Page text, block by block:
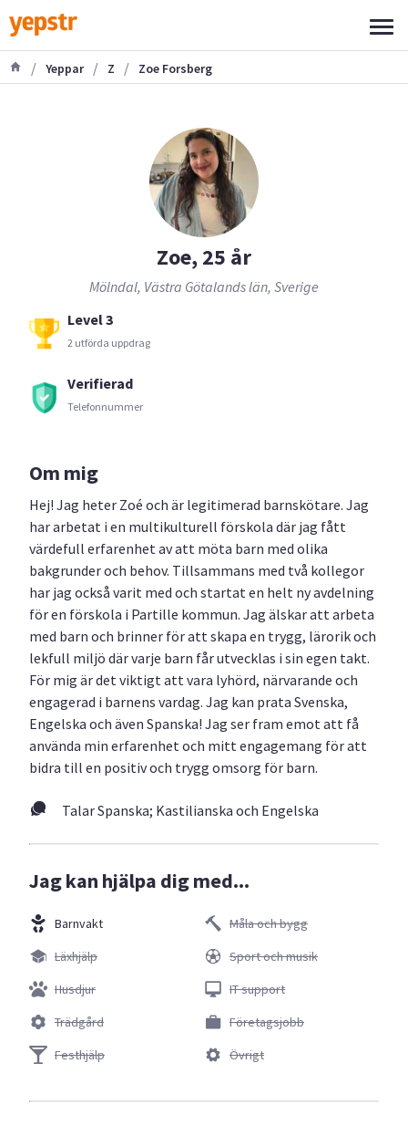
/ Yeppar / Z / Zoe Forsberg
Zoe, 25 år
Mölndal, Västra Götalands län, Sverige
Level 3
2 utförda uppdrag
Verifierad
Telefonnummer
Om mig
Hej! Jag heter Zoé och är legitimerad barnskötare. Jag
har arbetat i en multikulturell förskola där jag fått
värdefull erfarenhet av att möta barn med olika
bakgrunder och behov. Tillsammans med två kollegor
har jag också varit med och startat en helt ny avdelning
för en förskola i Partille kommun. Jag älskar att arbeta
med barn och brinner för att skapa en trygg, lärorik och
lekfull miljö där varje barn får utvecklas i sin egen takt.
För mig är det viktigt att vara lyhörd, närvarande och
engagerad i barnens vardag. Jag kan prata Svenska,
Engelska och även Spanska! Jag ser fram emot att få
använda min erfarenhet och mitt engagemang för att
bidra till en positiv och trygg omsorg för barn.
Talar Spanska; Kastilianska och Engelska
Jag kan hjälpa dig med...
Barnvakt
Läxhjälp
Husdjur
Trädgård
Festhjälp
Måla och bygg
Sport och musik
IT support
Företagsjobb
Övrigt